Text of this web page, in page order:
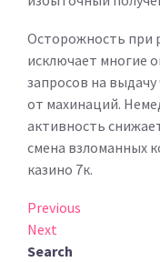
Осторожность при
исключает многие
запросов на
от махинаций.
активность
смена взломанных
казино 7к.
Post
navigation
Previous
Post
Previous
Next
Post
Next
Search